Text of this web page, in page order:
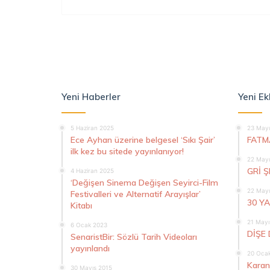
Yeni Haberler
5 Haziran 2025
Ece Ayhan üzerine belgesel ‘Sıkı Şair’
ilk kez bu sitede yayınlanıyor!
4 Haziran 2025
‘Değişen Sinema Değişen Seyirci-Film
Festivalleri ve Alternatif Arayışlar’
Kitabı
6 Ocak 2023
SenaristBir: Sözlü Tarih Videoları
yayınlandı
30 Mayıs 2015
Yeni
23
22
GRİ
22
30
21
DİŞE
20